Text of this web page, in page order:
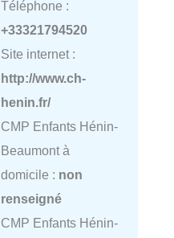
Téléphone :
+33321794520
Site internet :
http://www.ch-
henin.fr/
CMP Enfants Hénin-
Beaumont à
domicile : non
renseigné
CMP Enfants Hénin-